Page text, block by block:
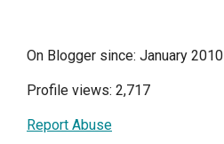
On Blogger since: January 2010
Profile views: 2,717
Report Abuse